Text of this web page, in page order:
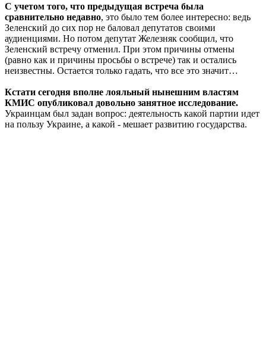
С учетом того, что предыдущая встреча была
сравнительно недавно, это было тем более интересно: ведь
Зеленский до сих пор не баловал депутатов своими
аудиенциями. Но потом депутат Железняк сообщил, что
Зеленский встречу отменил. При этом причины отмены
(равно как и причины просьбы о встрече) так и остались
неизвестны. Остается только гадать, что все это значит…
Кстати сегодня вполне лояльный нынешним властям
КМИС опубликовал довольно занятное исследование.
Украинцам был задан вопрос: деятельность какой партии идет
на пользу Украине, а какой - мешает развитию государства.